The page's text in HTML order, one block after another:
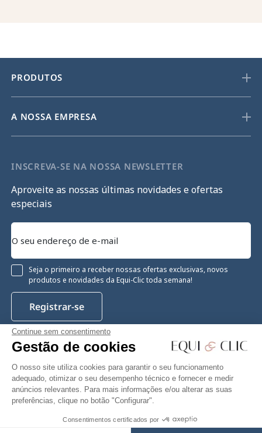
Continue sem consentimento
Gestão de cookies
O nosso site utiliza cookies para garantir o seu funcionamento
adequado, otimizar o seu desempenho técnico e fornecer e medir
anúncios relevantes. Para mais informações e/ou alterar as suas
preferências, clique no botão "Configurar".
Consentimentos certificados por
PRODUTOS
A NOSSA EMPRESA
INSCREVA-SE NA NOSSA NEWSLETTER
Aproveite as nossas últimas novidades e ofertas
especiais
Seja o primeiro a receber nossas ofertas exclusivas, novos
produtos e novidades da Equi-Clic toda semana!
Registrar-se
Facebook Twitter
YouTube
Pinterest
Instagram
Equiclic © 2026